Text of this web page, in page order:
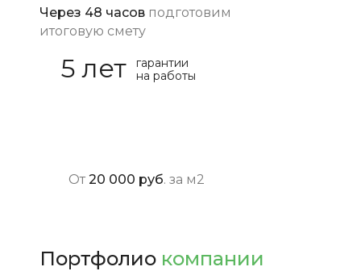
Через 48 часов подготовим
итоговую смету
5 лет
гарантии
на работы
От 20 000 руб. за м2
Портфолио компании